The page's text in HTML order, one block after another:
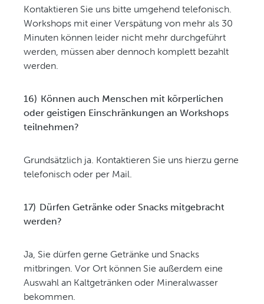
Kontaktieren Sie uns bitte umgehend telefonisch.
Workshops mit einer Verspätung von mehr als 30
Minuten können leider nicht mehr durchgeführt
werden, müssen aber dennoch komplett bezahlt
werden.
16) Können auch Menschen mit körperlichen
oder geistigen Einschränkungen an Workshops
teilnehmen?
Grundsätzlich ja. Kontaktieren Sie uns hierzu gerne
telefonisch oder per Mail.
17) Dürfen Getränke oder Snacks mitgebracht
werden?
Ja, Sie dürfen gerne Getränke und Snacks
mitbringen. Vor Ort können Sie außerdem eine
Auswahl an Kaltgetränken oder Mineralwasser
bekommen.